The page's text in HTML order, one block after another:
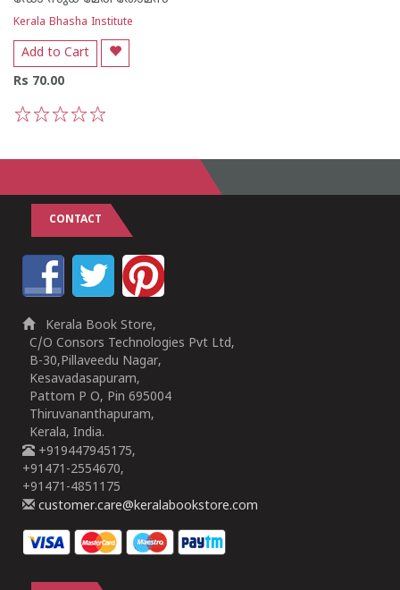
Kerala Bhasha Institute
Add to Cart
Rs 70.00
CONTACT
Kerala Book Store,
C/O Consors Technologies Pvt Ltd,
B-30,Pillaveedu Nagar,
Kesavadasapuram,
Pattom P O, Pin 695004
Thiruvananthapuram,
Kerala, India.
+919447945175,
+91471-2554670,
+91471-4851175
customer.care@keralabookstore.com